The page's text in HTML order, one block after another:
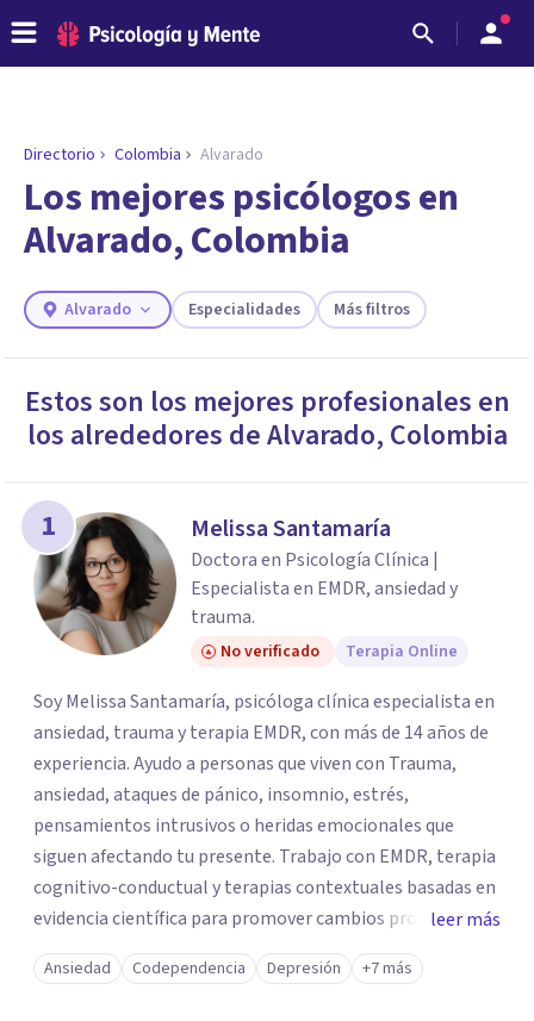
ENCONTRAR MI TERAPEUTA
¿Necesitas ayuda para encontrar el
psicólogo adecuado?
Responde a unas breves preguntas y te ofreceremos
necesidades.
Directorio Colombia Alvarado
Los mejores psicólogos en
Alvarado, Colombia
Alvarado Especialidades Más filtros
Estos son los mejores profesionales en
los alrededores deAlvarado, Colombia
1 Melissa Santamaría
Doctora en Psicología Clínica |
Especialista en EMDR, ansiedad y
trauma.
No verificado Terapia Online
Soy Melissa Santamaría, psicóloga clínica especialista en
ansiedad, trauma y terapia EMDR, con más de 14 años de
experiencia. Ayudo a personas que viven con Trauma,
ansiedad, ataques de pánico, insomnio, estrés,
pensamientos intrusivos o heridas emocionales que
siguen afectando tu presente. Trabajo con EMDR, terapia
cognitivo-conductual y terapias contextuales basadas en
evidencia científica para promover cambios profundos y
duraderos. Atiendo adultos, adolescentes, parejas y
familias de forma presencial en Medellín y online, en un
leer más
Ansiedad Codependencia Depresión +7 más